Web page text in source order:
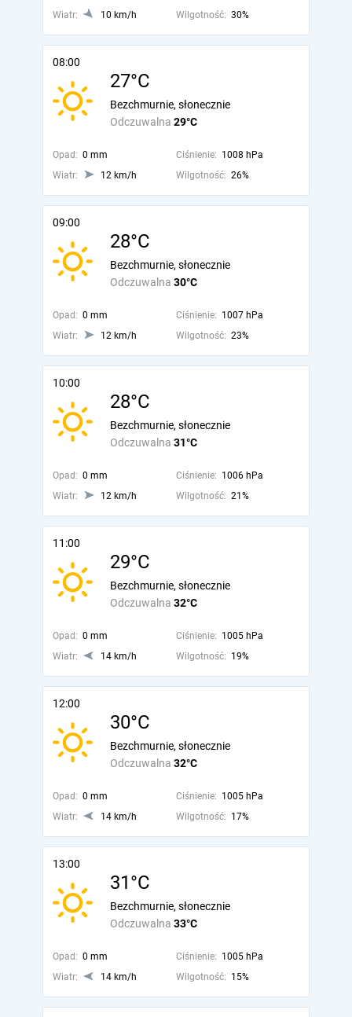
Wiatr: 10 km/h Wilgotność: 30%
08:00
27°C
Odczuwalna 29°C
Bezchmurnie, słonecznie
Opad: 0 mm Ciśnienie: 1008 hPa
Wiatr:
12 km/h Wilgotność: 26%
09:00
28°C
Odczuwalna 30°C
Bezchmurnie, słonecznie
Opad: 0 mm Ciśnienie: 1007 hPa
Wiatr:
12 km/h Wilgotność: 23%
10:00
28°C
Odczuwalna 31°C
Bezchmurnie, słonecznie
Opad: 0 mm Ciśnienie: 1006 hPa
Wiatr:
12 km/h Wilgotność: 21%
11:00
29°C
Odczuwalna 32°C
Bezchmurnie, słonecznie
Opad: 0 mm Ciśnienie: 1005 hPa
Wiatr:
14 km/h Wilgotność: 19%
12:00
30°C
Odczuwalna 32°C
Bezchmurnie, słonecznie
Opad: 0 mm Ciśnienie: 1005 hPa
Wiatr:
14 km/h Wilgotność: 17%
13:00
31°C
Odczuwalna 33°C
Bezchmurnie, słonecznie
Opad: 0 mm Ciśnienie: 1005 hPa
Wiatr:
14 km/h Wilgotność: 15%